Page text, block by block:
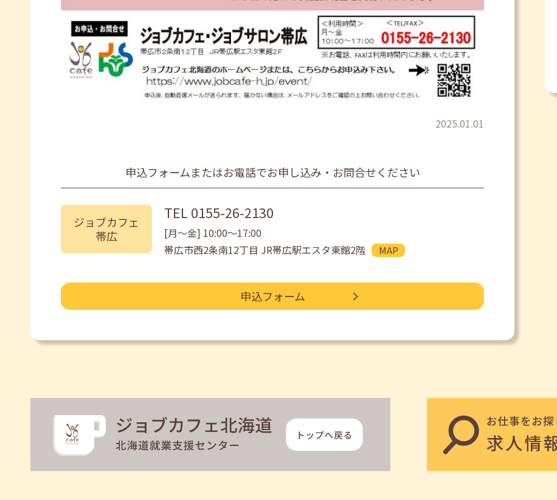
2025.01.01
申込フォームまたはお電話でお申し込み・お問合せください
ジョブカフェ
帯広
TEL 0155-26-2130
[月〜金] 10:00〜17:00
帯広市西2条南12丁目 JR帯広駅エスタ東館2階
MAP
申込フォーム